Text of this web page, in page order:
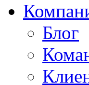
Блог